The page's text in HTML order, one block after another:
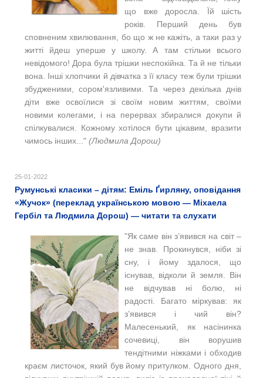
що вже доросла. Їй шість
років. Перший день був
сповненим хвилювання, бо що ж не кажіть, а таки раз у
житті йдеш уперше у школу. А там стільки всього
невідомого! Дора була трішки неспокійна. Та й не тільки
вона. Інші хлопчики й дівчатка з її класу теж були трішки
збудженими, сором'язливими. Та через декілька днів
діти вже освоїлися зі своїм новим життям, своїми
новими колегами, і на перервах збиралися докупи й
спілкувалися. Кожному хотілося бути цікавим, вразити
чимось інших..." (Людмила Дорош)
25-01-2022
Румунські класики – дітям: Еміль Ґирляну, оповідання
«Жучок» (переклад українською мовою — Міхаела
Гербіл та Людмила Дорош) — читати та слухати
"Як самe він з’явився на світ –
не знав. Прокинувся, ніби зі
сну, і йому здалося, що
існував, відколи й земля. Він
не відчував ні болю, ні
радості. Багато міркував: як
з’явився і чий він?
Малесенький, як насінинка
сочевиці, він ворушив
тендітними ніжками і обходив
краєм листочок, який був йому притулком. Одного дня,